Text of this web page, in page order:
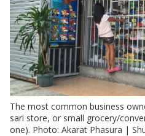
The most common business
sari store, or small grocery/
one). Photo: Akarat Phasura |